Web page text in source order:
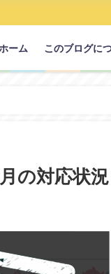
ーム このブログに
の対応状